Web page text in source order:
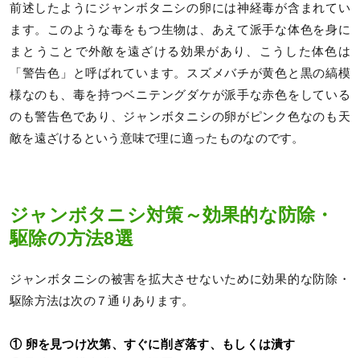
前述したようにジャンボタニシの卵には神経毒が含まれてい
ます。このような毒をもつ生物は、あえて派手な体色を身に
まとうことで外敵を遠ざける効果があり、こうした体色は
「警告色」と呼ばれています。スズメバチが黄色と黒の縞模
様なのも、毒を持つベニテングダケが派手な赤色をしている
のも警告色であり、ジャンボタニシの卵がピンク色なのも天
敵を遠ざけるという意味で理に適ったものなのです。
ジャンボタニシ対策～効果的な防除・
駆除の方法8選
ジャンボタニシの被害を拡大させないために効果的な防除・
駆除方法は次の７通りあります。
① 卵を見つけ次第、すぐに削ぎ落す、もしくは潰す